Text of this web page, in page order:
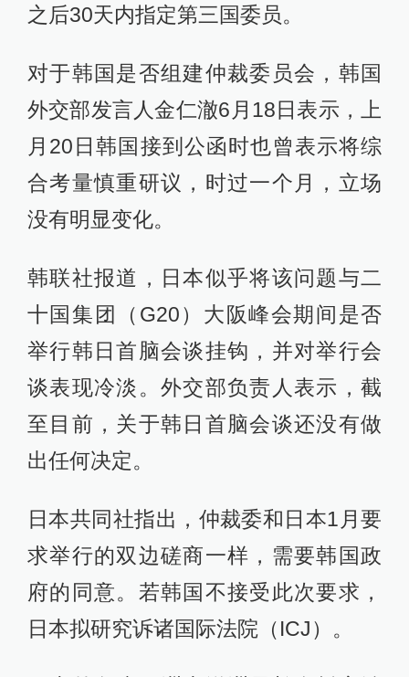
之后30天内指定第三国委员。
对于韩国是否组建仲裁委员会，韩国
外交部发言人金仁澈6月18日表示，上
月20日韩国接到公函时也曾表示将综
合考量慎重研议，时过一个月，立场
没有明显变化。
韩联社报道，日本似乎将该问题与二
十国集团（G20）大阪峰会期间是否
举行韩日首脑会谈挂钩，并对举行会
谈表现冷淡。外交部负责人表示，截
至目前，关于韩日首脑会谈还没有做
出任何决定。
日本共同社指出，仲裁委和日本1月要
求举行的双边磋商一样，需要韩国政
府的同意。若韩国不接受此次要求，
日本拟研究诉诸国际法院（ICJ）。